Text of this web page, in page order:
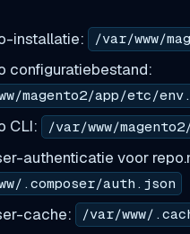
installatie: /var/www/
configuratiebestand:
magento2/app/etc/
CLI: /var/www/
authenticatie voor
.composer/auth.json
cache: /var/www/